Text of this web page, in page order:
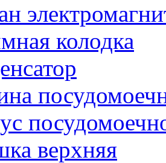
колодка
верхняя